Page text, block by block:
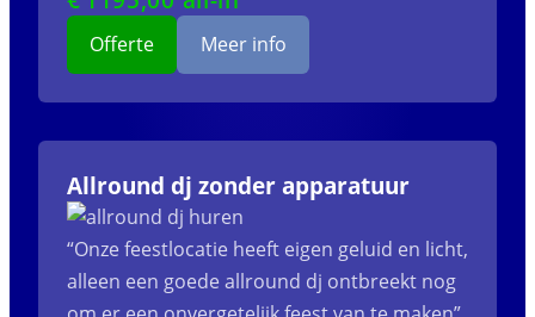
Offerte Meer info
Allround dj zonder apparatuur
“Onze feestlocatie heeft eigen geluid en licht,
alleen een goede allround dj ontbreekt nog